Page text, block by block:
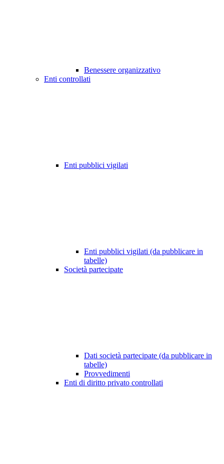
Benessere organizzativo
Enti controllati
Enti pubblici vigilati
Enti pubblici vigilati (da pubblicare in
tabelle)
Società partecipate
Dati società partecipate (da pubblicare in
tabelle)
Provvedimenti
Enti di diritto privato controllati